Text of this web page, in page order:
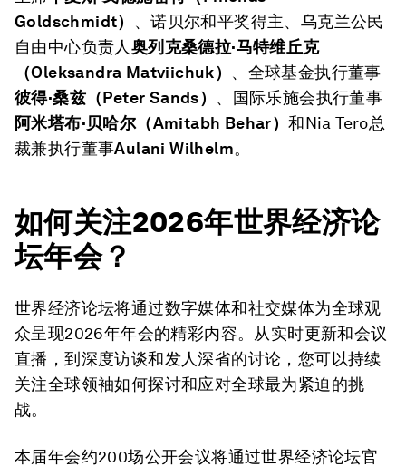
Goldschmidt）
、诺贝尔和平奖得主、乌克兰公民
自由中心负责人 奥列克桑德拉·马特维丘克
（Oleksandra Matviichuk） 、全球基金执行董事
彼得·桑兹（Peter Sands） 、国际乐施会执行董事
阿米塔布·贝哈尔（Amitabh Behar）和Nia Tero总
裁兼执行董事Aulani Wilhelm。
如何关注2026年世界经济论
坛年会？
世界经济论坛将通过数字媒体和社交媒体为全球观
众呈现2026年年会的精彩内容。从实时更新和会议
直播，到深度访谈和发人深省的讨论，您可以持续
关注全球领袖如何探讨和应对全球最为紧迫的挑
战。
本届年会约200场公开会议将通过世界经济论坛官